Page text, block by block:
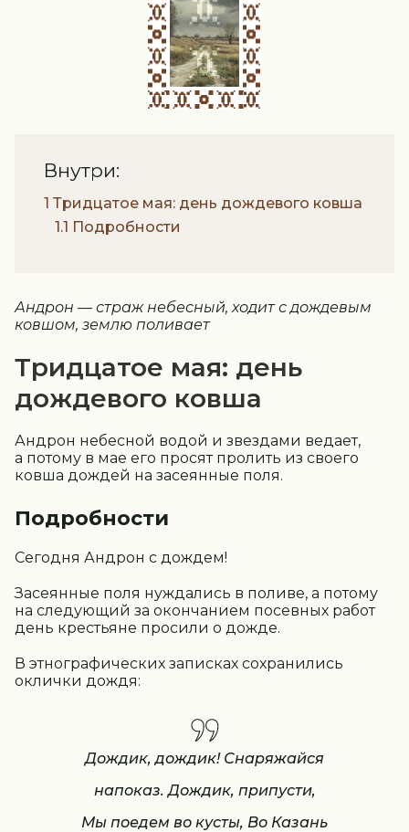
Внутри:
1 Тридцатое мая: день дождевого ковша
1.1 Подробности
Андрон — страж небесный, ходит с дождевым
ковшом, землю поливает
Тридцатое мая: день
дождевого ковша
Андрон небесной водой и звездами ведает,
а потому в мае его просят пролить из своего
ковша дождей на засеянные поля.
Подробности
Сегодня Андрон с дождем!
Засеянные поля нуждались в поливе, а потому
на следующий за окончанием посевных работ
день крестьяне просили о дожде.
В этнографических записках сохранились
оклички дождя:
Дождик, дождик! Снаряжайся
напоказ. Дождик, припусти,
Мы поедем во кусты, Во Казань